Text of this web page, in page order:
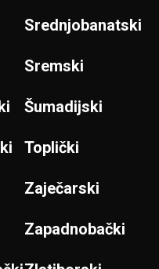
Srednjobanatski
Sremski
Šumadijski
Toplički
Zaječarski
Zapadnobački